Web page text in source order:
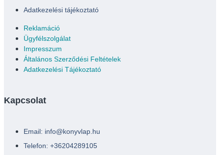
Adatkezelési tájékoztató
Reklamáció
Ügyfélszolgálat
Impresszum
Általános Szerződési Feltételek
Adatkezelési Tájékoztató
Kapcsolat
Email: info@konyvlap.hu
Telefon: +36204289105